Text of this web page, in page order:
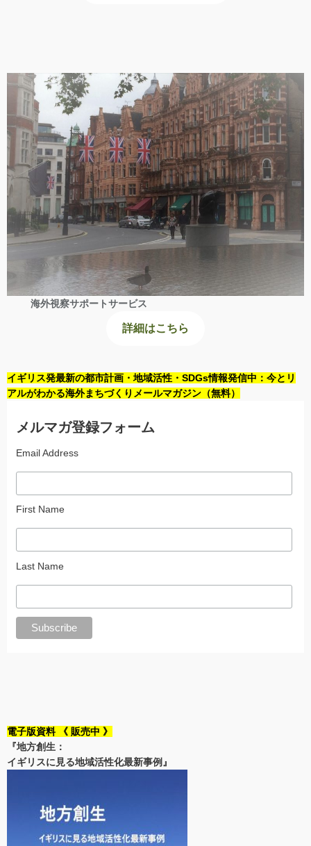
海外視察サポートサービス
詳細はこちら
イギリス発最新の都市計画・地域活性・SDGs情報発信中：今とリ
アルがわかる海外まちづくりメールマガジン（無料）
メルマガ登録フォーム
Email Address
First Name
Last Name
電子版資料 《 販売中 》
『地方創生：
イギリスに見る地域活性化最新事例』